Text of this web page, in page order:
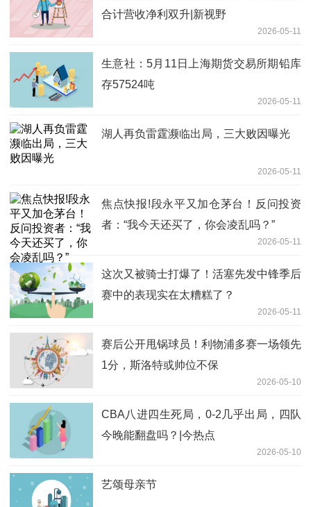
合计营收净利双升|新视野
2026-05-11
生意社：5月11日上海期货交易所期铅库
存57524吨
2026-05-11
湖人再负雷霆濒临出局，三大败因曝光
2026-05-11
焦点快报!段永平又加仓茅台！反问投资
者：“我今天还买了，你会凌乱吗？”
2026-05-11
这次又被骑士打爆了！活塞先发中锋季后
赛中的表现实在太糟糕了？
2026-05-11
赛后公开甩锅球员！利物浦多赛一场领先
1分，斯洛特或帅位不保
2026-05-10
CBA八进四生死局，0-2几乎出局，四队
今晚能翻盘吗？|今热点
2026-05-10
艺颂母亲节